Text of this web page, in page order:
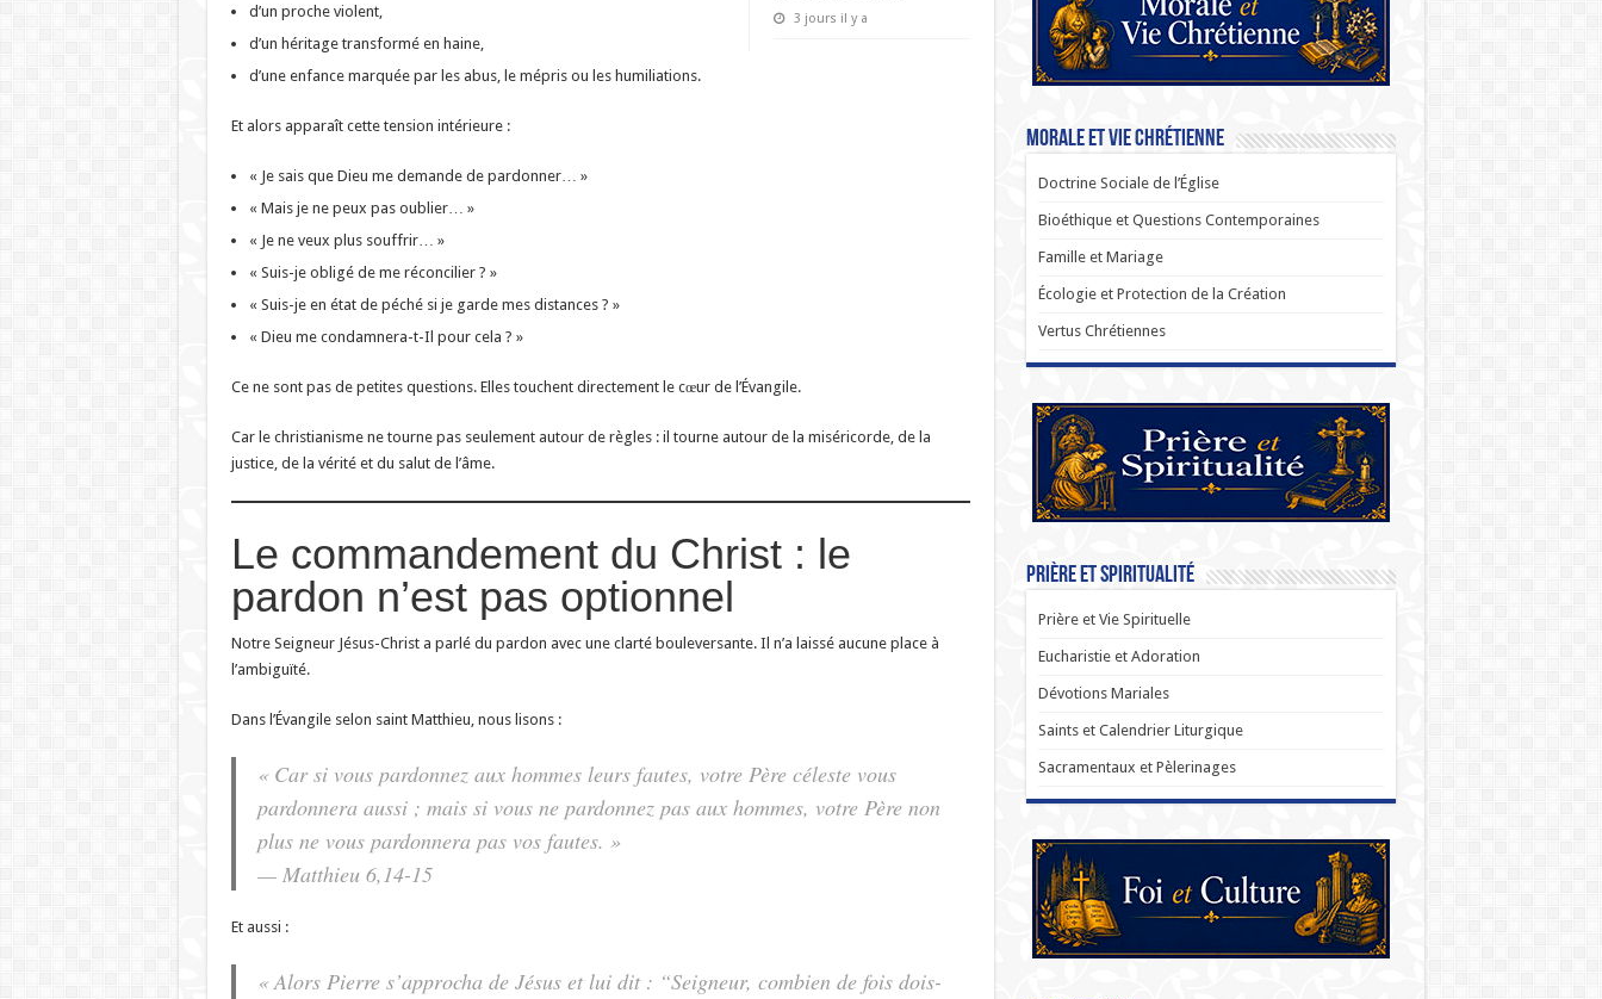
3 jours il y a
d’un proche violent,
d’un héritage transformé en haine,
d’une enfance marquée par les abus, le mépris ou les humiliations.
Et alors apparaît cette tension intérieure :
« Je sais que Dieu me demande de pardonner… »
« Mais je ne peux pas oublier… »
« Je ne veux plus souffrir… »
« Suis-je obligé de me réconcilier ? »
« Suis-je en état de péché si je garde mes distances ? »
« Dieu me condamnera-t-Il pour cela ? »
Ce ne sont pas de petites questions. Elles touchent directement le cœur de l’Évangile.
Car le christianisme ne tourne pas seulement autour de règles : il tourne autour de la miséricorde, de la
justice, de la vérité et du salut de l’âme.
Le commandement du Christ : le
pardon n’est pas optionnel
Notre Seigneur Jésus-Christ a parlé du pardon avec une clarté bouleversante. Il n’a laissé aucune place à
l’ambiguïté.
Dans l’Évangile selon saint Matthieu, nous lisons :
« Car si vous pardonnez aux hommes leurs fautes, votre Père céleste vous
pardonnera aussi ; mais si vous ne pardonnez pas aux hommes, votre Père non
plus ne vous pardonnera pas vos fautes. »
— Matthieu 6,14-15
Et aussi :
« Alors Pierre s’approcha de Jésus et lui dit : “Seigneur, combien de fois dois-
Morale et Vie Chrétienne
Doctrine Sociale de l’Église
Bioéthique et Questions Contemporaines
Famille et Mariage
Écologie et Protection de la Création
Vertus Chrétiennes
Prière et Spiritualité
Prière et Vie Spirituelle
Eucharistie et Adoration
Dévotions Mariales
Saints et Calendrier Liturgique
Sacramentaux et Pèlerinages